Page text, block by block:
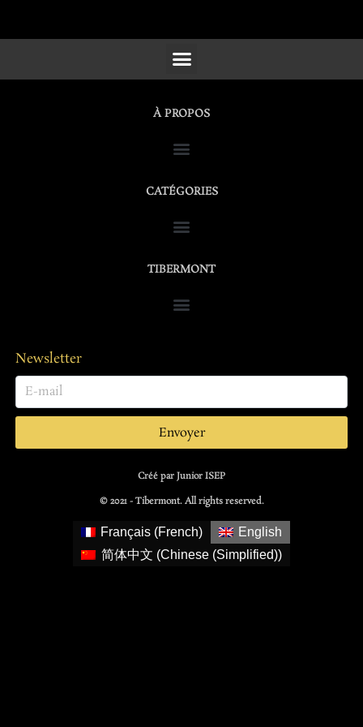
À PROPOS
CATÉGORIES
TIBERMONT
Newsletter
Envoyer
Créé par Junior ISEP
© 2021 - Tibermont. All rights reserved.
Français (French)
English
简体中文 (Chinese (Simplified))